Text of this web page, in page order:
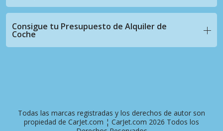
Consigue tu Presupuesto de Alquiler de
Coche
Todas las marcas registradas y los derechos de autor son
propiedad de CarJet.com ¦ CarJet.com 2026 Todos los